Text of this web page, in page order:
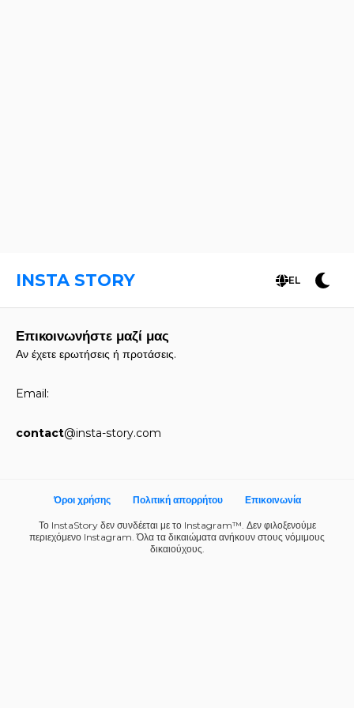
INSTA STORY EL
Επικοινωνήστε μαζί μας
Αν έχετε ερωτήσεις ή προτάσεις.
Email:
contact@insta-story.com
Όροι χρήσης Πολιτική απορρήτου Επικοινωνία
Το InstaStory δεν συνδέεται με το Instagram™. Δεν φιλοξενούμε
περιεχόμενο Instagram. Όλα τα δικαιώματα ανήκουν στους νόμιμους
δικαιούχους.